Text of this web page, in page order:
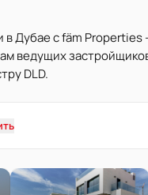
в Дубае с fäm
ведущих
DLD.